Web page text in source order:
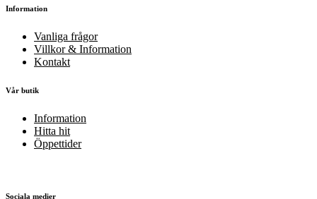
Information
Vanliga frågor
Villkor & Information
Kontakt
Vår butik
Information
Hitta hit
Öppettider
Sociala medier